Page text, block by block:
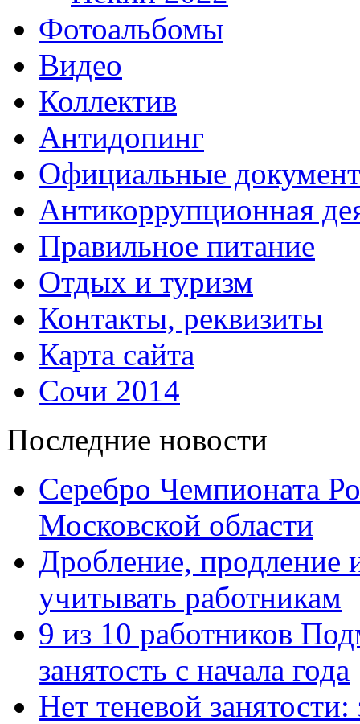
Фотоальбомы
Видео
Коллектив
Антидопинг
Официальные
Антикоррупционная
Правильное питание
Отдых и туризм
Контакты, реквизиты
Карта сайта
Сочи 2014
Последние новости
Серебро Чемпионата
Московской области
Дробление, продление
учитывать работникам
9 из 10 работников
занятость с начала года
Нет теневой